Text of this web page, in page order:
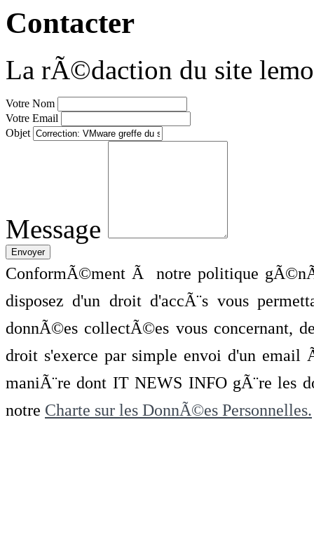
Contacter
La rÃ©daction du site
Votre Nom
Votre Email
Objet
Message
ConformÃ©ment Ã notre politique
disposez d'un droit d'accÃ¨s vous
donnÃ©es collectÃ©es vous concernant,
droit s'exerce par simple envoi d'un
maniÃ¨re dont IT NEWS INFO gÃ¨re les
notre Charte sur les DonnÃ©es Personnelles.